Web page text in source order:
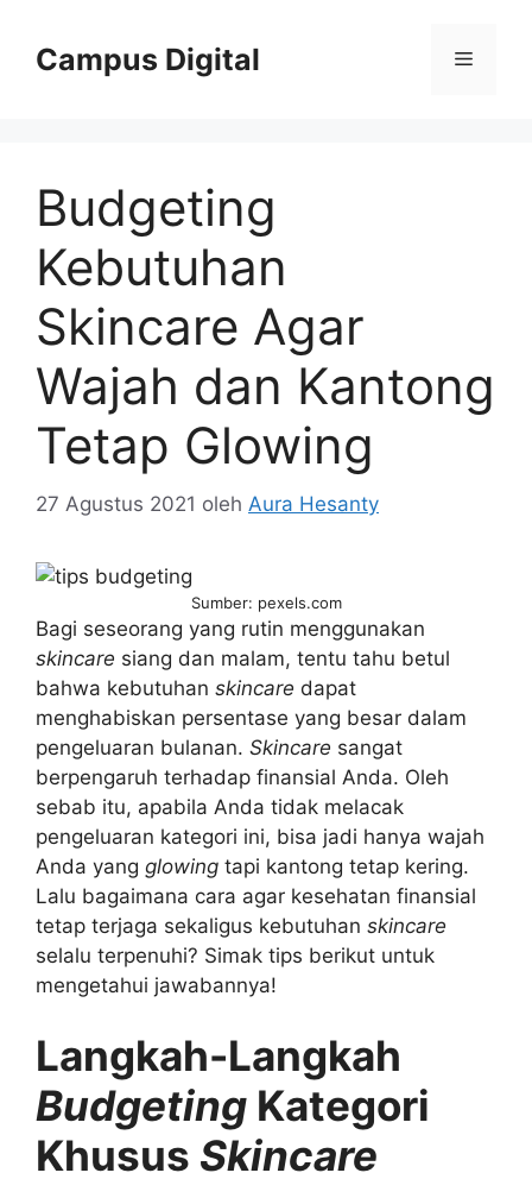
Campus Digital Menu
Budgeting
Kebutuhan
Skincare Agar
Wajah dan Kantong
Tetap Glowing
27 Agustus 2021 oleh Aura Hesanty
Sumber: pexels.com
Bagi seseorang yang rutin menggunakan
skincare siang dan malam, tentu tahu betul
bahwa kebutuhan skincare dapat
menghabiskan persentase yang besar dalam
pengeluaran bulanan. Skincare sangat
berpengaruh terhadap finansial Anda. Oleh
sebab itu, apabila Anda tidak melacak
pengeluaran kategori ini, bisa jadi hanya wajah
Anda yang glowing tapi kantong tetap kering.
Lalu bagaimana cara agar kesehatan finansial
tetap terjaga sekaligus kebutuhan skincare
selalu terpenuhi? Simak tips berikut untuk
mengetahui jawabannya!
Langkah-Langkah
Budgeting Kategori
Khusus Skincare